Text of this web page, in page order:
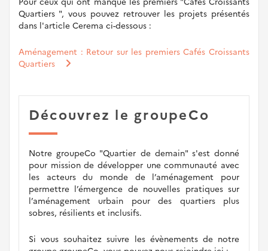
Quartiers ", vous pouvez retrouver les projets présentés
dans l'article Cerema ci-dessous :
Aménagement : Retour sur les premiers Cafés Croissants
Quartiers
Découvrez le groupeCo
Notre groupeCo "Quartier de demain" s'est donné
pour mission de développer une communauté avec
les acteurs du monde de l’aménagement pour
permettre l’émergence de nouvelles pratiques sur
l’aménagement urbain pour des quartiers plus
sobres, résilients et inclusifs.
Si vous souhaitez suivre les évènements de notre